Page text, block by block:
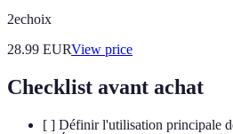
2echoix
28.99 EURView price
Checklist avant achat
[ ] Définir l'utilisation principale